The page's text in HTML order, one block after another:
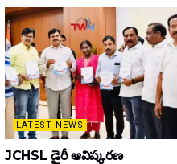
LATEST NEWS
JCHSL డైరీ ఆవిష్కరణ